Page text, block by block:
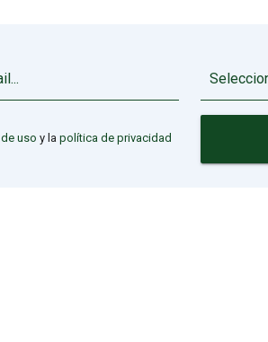
uso y la política de privacidad